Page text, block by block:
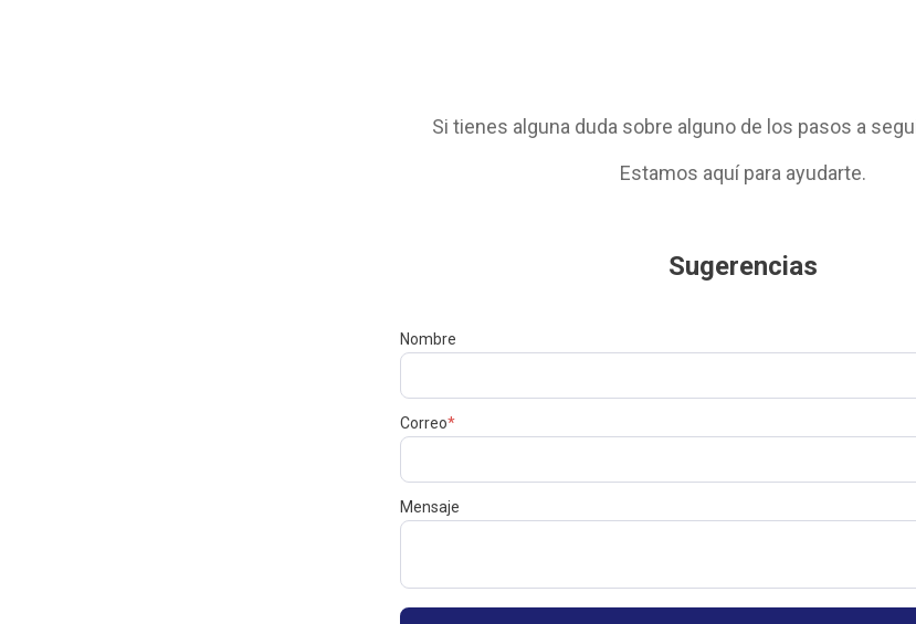
Si tienes alguna duda sobre alguno de los pasos a
Estamos aquí para ayudarte.
Sugerencias
Nombre
Correo*
Mensaje